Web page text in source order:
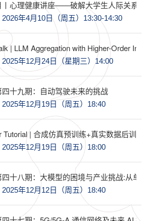
丨心理健康讲座——破解大学生人际关系的
年4月10日（周五）13:30-14:30
| LLM Aggregation with Higher-Order
年12月24日（星期三）14:00
十九期：自动驾驶未来的挑战
年12月19日（周五）18:40
Tutorial | 合成仿真预训练+真实数据后训
年12月19日（周五）18:00
十八期：大模型的困境与产业挑战:从单
年12月12日（周五）18:40